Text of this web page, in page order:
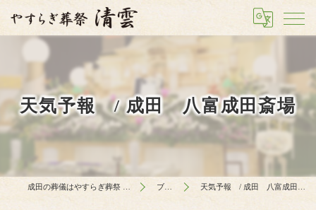
天気予報 / 成田 八富成田斎場
ブログ 天気予報 / 成田 八富成田斎場